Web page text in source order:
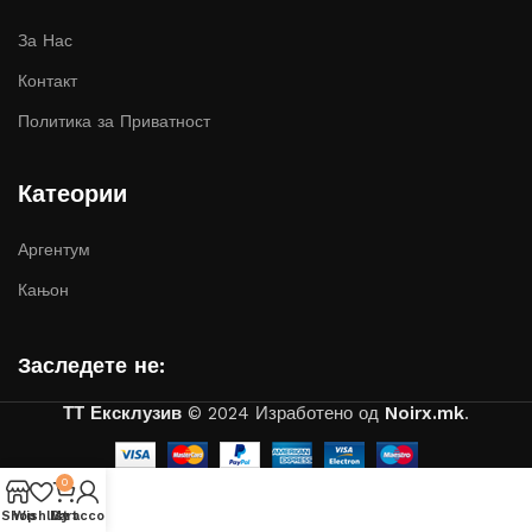
За Нас
Контакт
Политика за Приватност
Катеории
Аргентум
Кањон
Заследете не:
ТТ Ексклузив © 2024 Изработено од Noirx.mk.
Shop
Wishlist
0
Cart
My account